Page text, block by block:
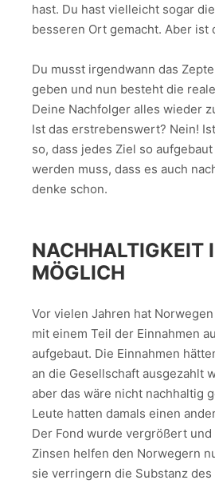
hast. Du hast vielleicht sogar
besseren Ort gemacht. Aber ist
Du musst irgendwann das
geben und nun besteht die
Deine Nachfolger alles wieder
Ist das erstrebenswert? Nein!
so, dass jedes Ziel so
werden muss, dass es auch
denke schon.
NACHHALTIGKEIT
MÖGLICH
Vor vielen Jahren hat
mit einem Teil der Einnahmen
aufgebaut. Die Einnahmen
an die Gesellschaft ausgezahlt
aber das wäre nicht nachhaltig
Leute hatten damals einen
Der Fond wurde vergrößert
Zinsen helfen den Norwegern
sie verringern die Substanz